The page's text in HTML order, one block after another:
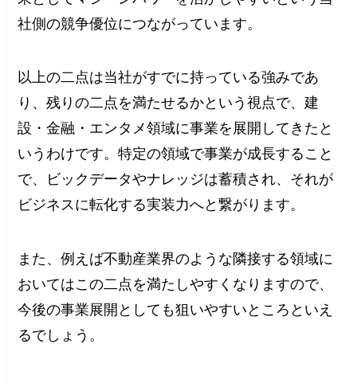
社側の競争優位につながっています。
以上の二点は当社がすでに持っている強みであ
り、残りの二点を満たせるかという視点で、建
設・金融・エンタメ領域に事業を展開してきたと
いうわけです。特定の領域で事業が成長すること
で、ビックデータやナレッジは蓄積され、それが
ビジネスに転化する実装力へと繋がります。
また、例えば不動産業界のような隣接する領域に
おいてはこの二点を満たしやすくなりますので、
今後の事業展開としても狙いやすいところといえ
るでしょう。